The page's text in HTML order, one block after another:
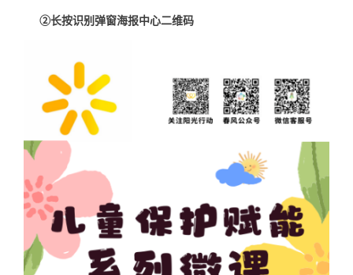
②长按识别弹窗海报中心二维码